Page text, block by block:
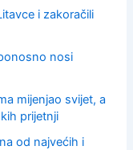
i zakoračili
nosi
mijenjao svijet, a
prijetnji
od najvećih i